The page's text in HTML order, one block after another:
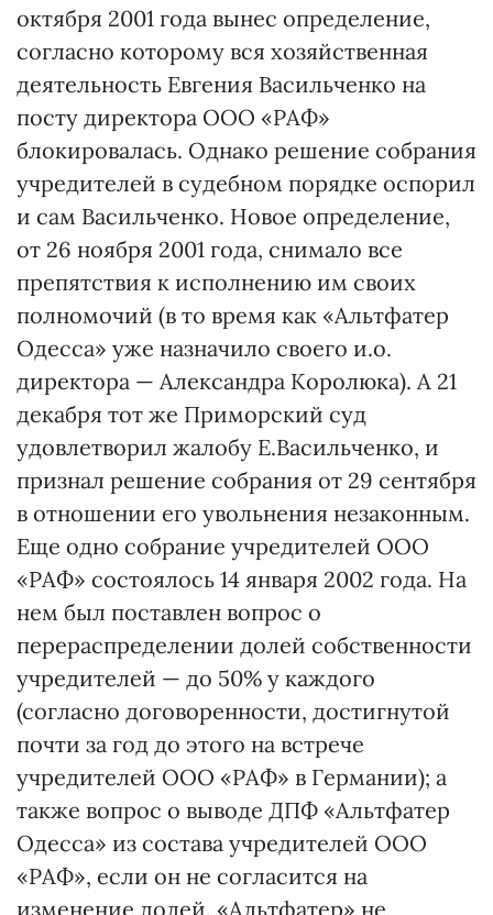
октября 2001 года вынес определение,
согласно которому вся хозяйственная
деятельность Евгения Васильченко на
посту директора ООО «РАФ»
блокировалась. Однако решение собрания
учредителей в судебном порядке оспорил
и сам Васильченко. Новое определение,
от 26 ноября 2001 года, снимало все
препятствия к исполнению им своих
полномочий (в то время как «Альтфатер
Одесса» уже назначило своего и.о.
директора — Александра Королюка). А 21
декабря тот же Приморский суд
удовлетворил жалобу Е.Васильченко, и
признал решение собрания от 29 сентября
в отношении его увольнения незаконным.
Еще одно собрание учредителей ООО
«РАФ» состоялось 14 января 2002 года. На
нем был поставлен вопрос о
перераспределении долей собственности
учредителей — до 50% у каждого
(согласно договоренности, достигнутой
почти за год до этого на встрече
учредителей ООО «РАФ» в Германии); а
также вопрос о выводе ДПФ «Альтфатер
Одесса» из состава учредителей ООО
«РАФ», если он не согласится на
изменение долей. «Альтфатер» не